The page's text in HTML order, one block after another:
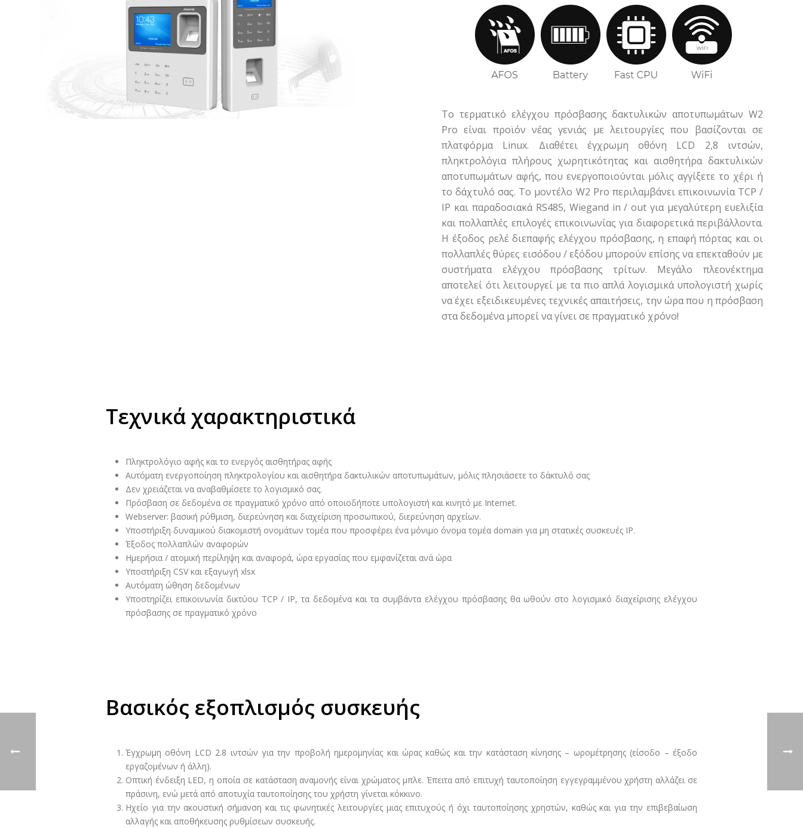
Το τερματικό ελέγχου πρόσβασης δακτυλικών αποτυπωμάτων W2
Pro είναι προϊόν νέας γενιάς με λειτουργίες που βασίζονται σε
πλατφόρμα Linux. Διαθέτει έγχρωμη οθόνη LCD 2,8 ιντσών,
πληκτρολόγια πλήρους χωρητικότητας και αισθητήρα δακτυλικών
αποτυπωμάτων αφής, που ενεργοποιούνται μόλις αγγίξετε το χέρι ή
το δάχτυλό σας. To μοντέλο W2 Pro περιλαμβάνει επικοινωνία TCP /
IP και παραδοσιακά RS485, Wiegand in / out για μεγαλύτερη ευελιξία
και πολλαπλές επιλογές επικοινωνίας για διαφορετικά περιβάλλοντα.
Η έξοδος ρελέ διεπαφής ελέγχου πρόσβασης, η επαφή πόρτας και οι
πολλαπλές θύρες εισόδου / εξόδου μπορούν επίσης να επεκταθούν με
συστήματα ελέγχου πρόσβασης τρίτων. Μεγάλο πλεονέκτημα
αποτελεί ότι λειτουργεί με τα πιο απλά λογισμικά υπολογιστή χωρίς
να έχει εξειδικευμένες τεχνικές απαιτήσεις, την ώρα που η πρόσβαση
στα δεδομένα μπορεί να γίνει σε πραγματικό χρόνο!
Τεχνικά χαρακτηριστικά
Πληκτρολόγιο αφής και το ενεργός αισθητήρας αφής
Αυτόματη ενεργοποίηση πληκτρολογίου και αισθητήρα δακτυλικών αποτυπωμάτων, μόλις πλησιάσετε το δάκτυλό σας
Δεν χρειάζεται να αναβαθμίσετε το λογισμικό σας.
Πρόσβαση σε δεδομένα σε πραγματικό χρόνο από οποιοδήποτε υπολογιστή και κινητό με Internet.
Webserver: βασική ρύθμιση, διερεύνηση και διαχείριση προσωπικού, διερεύνηση αρχείων.
Υποστήριξη δυναμικού διακομιστή ονομάτων τομέα που προσφέρει ένα μόνιμο όνομα τομέα domain για μη στατικές συσκευές IP.
Έξοδος πολλαπλών αναφορών
Ημερήσια / ατομική περίληψη και αναφορά, ώρα εργασίας που εμφανίζεται ανά ώρα
Υποστήριξη CSV και εξαγωγή xlsx
Αυτόματη ώθηση δεδομένων
Υποστηρίζει επικοινωνία δικτύου TCP / IP, τα δεδομένα και τα συμβάντα ελέγχου πρόσβασης θα ωθούν στο λογισμικό διαχείρισης ελέγχου
πρόσβασης σε πραγματικό χρόνο
Βασικός εξοπλισμός συσκευής
Έγχρωμη οθόνη LCD 2.8 ιντσών για την προβολή ημερομηνίας και ώρας καθώς και την κατάσταση κίνησης – ωρομέτρησης (είσοδο – έξοδο
εργαζομένων ή άλλη).
Οπτική ένδειξη LED, η οποία σε κατάσταση αναμονής είναι χρώματος μπλε. Έπειτα από επιτυχή ταυτοποίηση εγγεγραμμένου χρήστη αλλάζει σε
πράσινη, ενώ μετά από αποτυχία ταυτοποίησης του χρήστη γίνεται κόκκινο.
Ηχείο για την ακουστική σήμανση και τις φωνητικές λειτουργίες μιας επιτυχούς ή όχι ταυτοποίησης χρηστών, καθώς και για την επιβεβαίωση
αλλαγής και αποθήκευσης ρυθμίσεων συσκευής.